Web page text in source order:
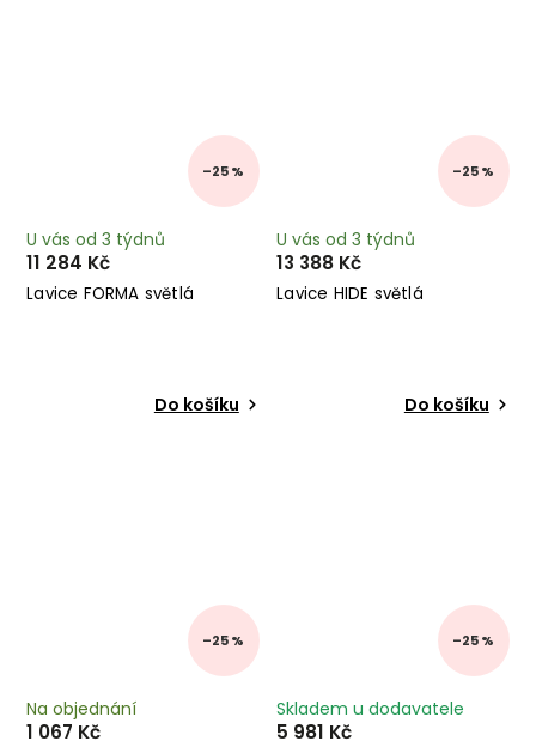
–25 %
Lavice FORMA světlá
U vás od 3 týdnů
11 284 Kč
Do košíku
–25 %
Lavice HIDE světlá
U vás od 3 týdnů
13 388 Kč
Do košíku
–25 %
Na objednání
1 067 Kč
–25 %
Skladem u dodavatele
5 981 Kč